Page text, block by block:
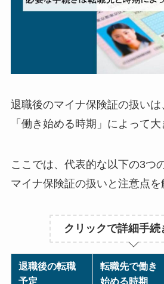
退職後のマイナ保険証の扱い
「働き始める時期」によって大
ここでは、代表的な以下の3つ
マイナ保険証の扱いと注意点を
クリックで詳細手続
退職後の転職
予定
転職先で働き
始める時期